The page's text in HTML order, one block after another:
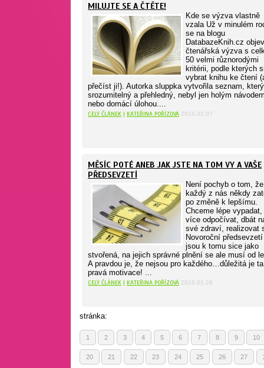
MILUJTE SE A ČTĚTE!
Kde se výzva vlastně
vzala Už v minulém
se na blogu
DatabazeKnih.cz
čtenářská výzva s
50 velmi různorodými
kritérii, podle kterých
vybrat knihu ke čtení
přečíst ji!). Autorka sluppka vytvořila seznam,
srozumitelný a přehledný, nebyl jen holým
nebo domácí úlohou....
CELÝ ČLÁNEK | KATEŘINA POŘÍZOVÁ 2016.02.07
MĚSÍC POTÉ ANEB JAK JSTE NA TOM VY A VAŠE
PŘEDSEVZETÍ
Není pochyb o tom, že
každý z nás někdy
po změně k lepšímu.
Chceme lépe vypadat,
více odpočívat, dbát
své zdraví, realizovat
Novoroční předsevzetí
jsou k tomu sice jako
stvořená, na jejich správné plnění se ale musí od
A pravdou je, že nejsou pro každého…důležitá je ta
pravá motivace! ...
CELÝ ČLÁNEK | KATEŘINA POŘÍZOVÁ 2016.01.28
stránka:
1 2 3 4 5 6 7 8 9 10
20 21 22 23 24 25 26 27